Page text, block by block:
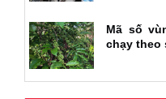
Mã số
chạy theo